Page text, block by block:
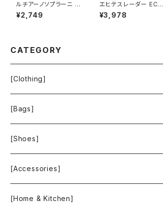
ルチアーノソプラーニ L
UCIANO SOPRANI ニ
ット ベスト フロントジッ
¥2,749
エヒテスレーダー ECH
TES LEDER ジャケット
ヴィンテージ 内側チェッ
¥3,978
CATEGORY
[Clothing]
Krochet Kids International
[Bags]
BAGGU
FOOD TEXTILE
INCASE
[Shoes]
TOMS
[Accessories]
ALEX AND ANI
[Home & Kitchen]